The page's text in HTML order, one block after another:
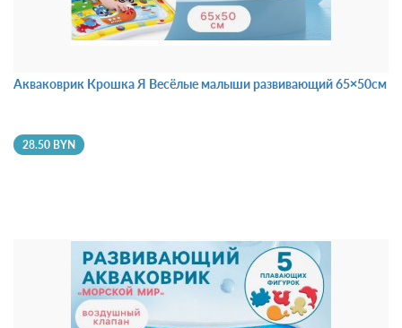
Акваковрик Крошка Я Весёлые малыши развивающий 65×50см
28.50 BYN